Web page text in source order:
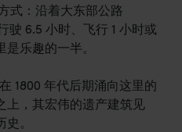
式：沿着大东部公路
驶 6.5 小时、飞行 1 小时或
乐趣的一半。
1800 年代后期涌向这里的
上，其宏伟的遗产建筑见
。